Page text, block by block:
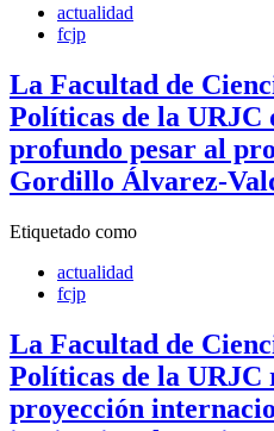
actualidad
fcjp
La Facultad de
Políticas de la URJC
profundo pesar al
Gordillo Álvarez-
Etiquetado como
actualidad
fcjp
La Facultad de
Políticas de la URJC
proyección